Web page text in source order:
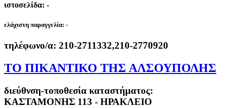
ιστοσελίδα: -
ελάχιστη παραγγελία: -
τηλέφωνο/α: 210-2711332,210-2770920
ΤΟ ΠΙΚΑΝΤΙΚΟ ΤΗΣ ΑΛΣΟΥΠΟΛΗΣ
διεύθνση-τοποθεσία καταστήματος:
ΚΑΣΤΑΜΟΝΗΣ 113 - ΗΡΑΚΛΕΙΟ